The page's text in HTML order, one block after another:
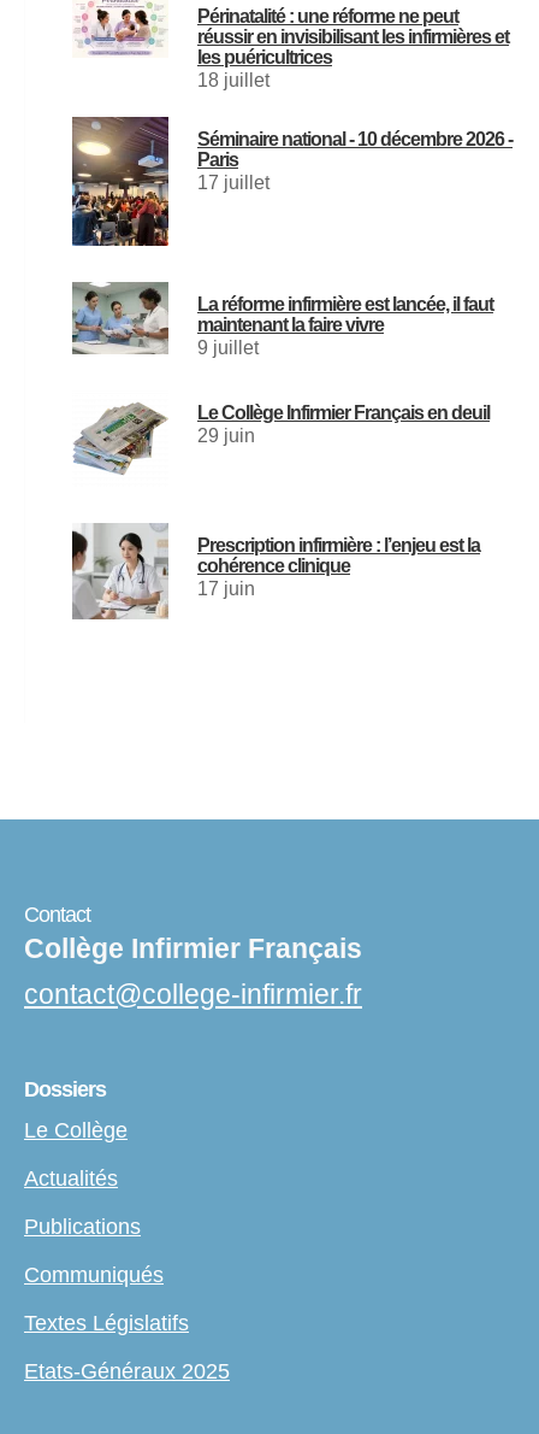
Périnatalité : une réforme ne peut
réussir en invisibilisant les infirmières et
les puéricultrices
18 juillet
Séminaire national - 10 décembre 2026 -
Paris
17 juillet
La réforme infirmière est lancée, il faut
maintenant la faire vivre
9 juillet
Le Collège Infirmier Français en deuil
29 juin
Prescription infirmière : l’enjeu est la
cohérence clinique
17 juin
Contact
Collège Infirmier Français
contact@college-infirmier.fr
Dossiers
Le Collège
Actualités
Publications
Communiqués
Textes Législatifs
Etats-Généraux 2025